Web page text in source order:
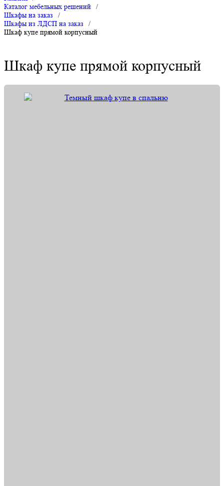
Каталог мебельных решений
/
Шкафы на заказ
/
Шкафы из ЛДСП на заказ
/
Шкаф купе прямой корпусный
Шкаф купе прямой корпусный